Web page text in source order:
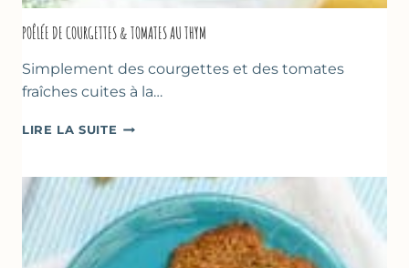
POÊLÉE DE COURGETTES & TOMATES AU THYM
Simplement des courgettes et des tomates
fraîches cuites à la…
LIRE LA SUITE POÊLÉE
&
TOMATES
AU
THYM